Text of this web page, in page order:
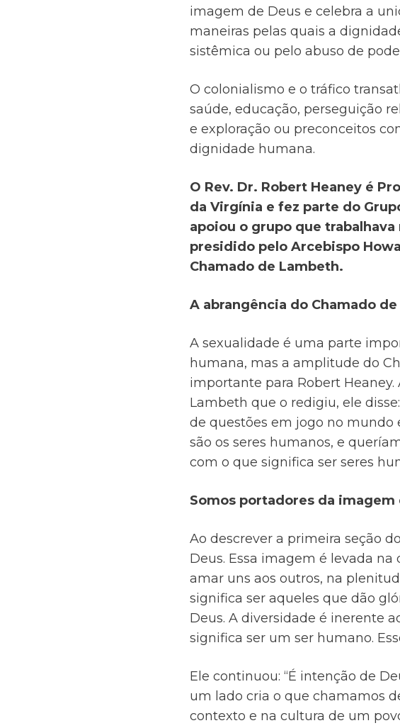
imagem de Deus e celebra a
maneiras pelas quais a
sistêmica ou pelo abuso de
O colonialismo e o tráfico
saúde, educação, perseguição
e exploração ou preconceitos
dignidade humana.
O Rev. Dr. Robert Heaney é
da Virgínia e fez parte do
apoiou o grupo que
presidido pelo Arcebispo
Chamado de Lambeth.
A abrangência do Chamado
A sexualidade é uma parte
humana, mas a amplitude do
importante para Robert
Lambeth que o redigiu, ele
de questões em jogo no
são os seres humanos, e
com o que significa ser seres
Somos portadores da imagem
Ao descrever a primeira seção
Deus. Essa imagem é levada
amar uns aos outros, na
significa ser aqueles que dão
Deus. A diversidade é inerente
significa ser um ser humano.
Ele continuou: “É intenção de
um lado cria o que chamamos
contexto e na cultura de um